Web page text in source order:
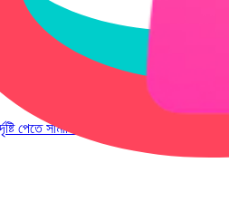
পেতে সামাজিক পরিমণ্ডল স্ক্যান করুন